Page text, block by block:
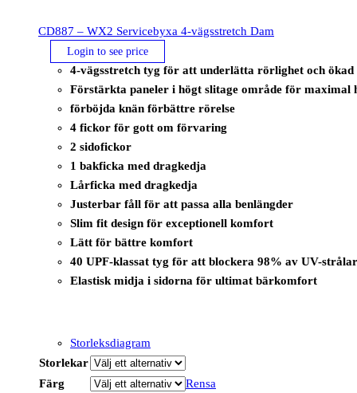
CD887 – WX2 Servicebyxa 4-vägsstretch Dam
Login to see price
4-vägsstretch tyg för att underlätta rörlighet och
Förstärkta paneler i högt slitage område för maximal
förböjda knän förbättre rörelse
4 fickor för gott om förvaring
2 sidofickor
1 bakficka med dragkedja
Lårficka med dragkedja
Justerbar fåll för att passa alla benlängder
Slim fit design för exceptionell komfort
Lätt för bättre komfort
40 UPF-klassat tyg för att blockera 98% av UV-
Elastisk midja i sidorna för ultimat bärkomfort
Storleksdiagram
Storlekar
Färg
Rensa